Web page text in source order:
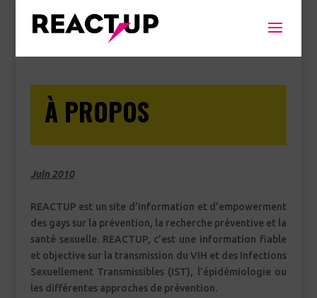
À PROPOS
Juin 2010
REACTUP est un site d’information et d’empowerment
des gays sur la prévention, la recherche préventive et la
santé sexuelle. REACTUP, c’est une information fiable
et objective sur la transmission du VIH et des Infections
Sexuellement Transmissibles (IST), l’épidémiologie ou
les différentes approches de prévention.